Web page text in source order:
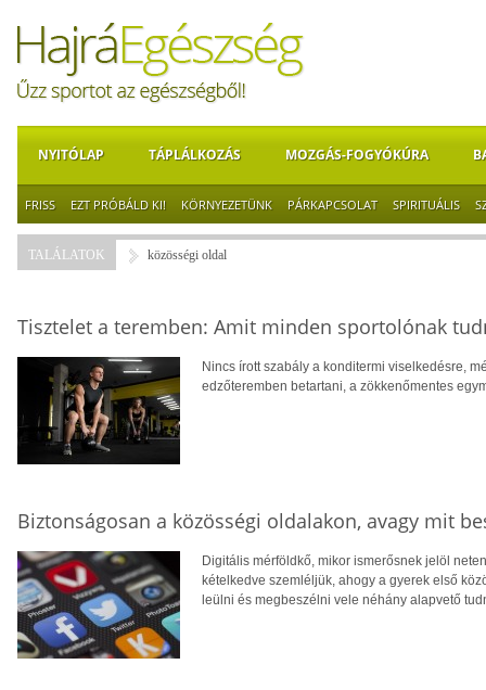
NYITÓLAP TÁPLÁLKOZÁS MOZGÁS-FOGYÓKÚRA
FRISS EZT PRÓBÁLD KI! KÖRNYEZETÜNK PÁRKAPCSOLAT SPIRITUÁLIS
TALÁLATOK közösségi oldal
Tisztelet a teremben: Amit minden sportolónak
Nincs írott szabály a konditermi viselkedésre,
edzőteremben betartani, a zökkenőmentes
Biztonságosan a közösségi oldalakon, avagy mit
Digitális mérföldkő, mikor ismerősnek jelöl
kételkedve szemléljük, ahogy a gyerek első
leülni és megbeszélni vele néhány alapvető